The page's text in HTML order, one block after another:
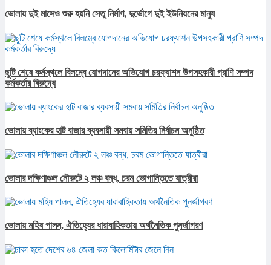
ভোলায় দুই মাসেও শুরু হয়নি সেতু নির্মাণ, দুর্ভোগে দুই ইউনিয়নের মানুষ
ছুটি শেষে কর্মস্থলে বিলম্বে যোগদানের অভিযোগ চরফ্যাশন উপসহকারী প্রাণি সম্পদ
কর্মকর্তার বিরুদ্ধে
ভোলায় ব্যাংকের হাট বাজার ব্যবসায়ী সমবায় সমিতির নির্বাচন অনুষ্ঠিত
ভোলার দক্ষিণাঞ্চল নৌরুটে ২ লঞ্চ বন্ধ, চরম ভোগান্তিতে যাত্রীরা
ভোলায় মহিষ পালন, ঐতিহ্যের ধারাবাহিকতায় অর্থনৈতিক পুনর্জাগরণ